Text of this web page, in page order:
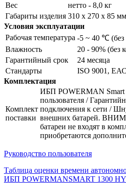
Вес
нетто - 8,0 кг
Габариты изделия 310 х 270 х 85 мм
Условия эксплуатации
Рабочая температура -5 ~ 40 ℃ (без
Влажность
20 - 90% (без
Гарантийный срок
24 месяца
Стандарты
ISO 9001, ЕАС
Комплектация
Комплект
поставки
ИБП POWERMAN Smart
пользователя /
подключения к сети /
внешних батарей.
батареи не входят в
приобретаются
Руководство пользователя
Таблица оценки времени
ИБП POWERMANSMART 1300